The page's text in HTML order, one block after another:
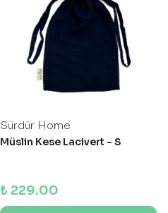
Sürdür Home
Müslin Kese Lacivert - S
₺ 229.00